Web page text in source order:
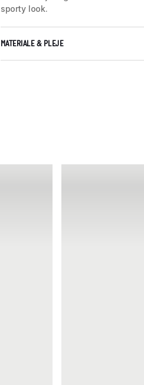
sporty look.
MATERIALE & PLEJE